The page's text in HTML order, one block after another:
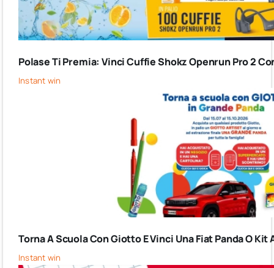
Polase Ti Premia: Vinci Cuffie Shokz Openrun Pro 2
Instant win
Torna A Scuola Con Giotto E Vinci Una Fiat Panda O
Instant win